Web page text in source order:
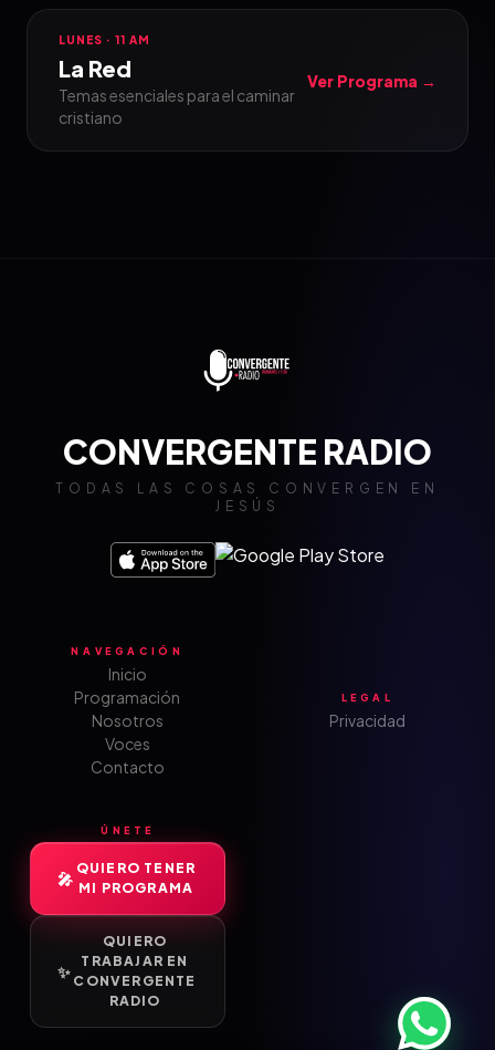
LUNES · 11 AM
La Red
Temas esenciales para el caminar
cristiano
Ver Programa →
CONVERGENTE RADIO
TODAS LAS COSAS CONVERGEN EN
JESÚS
NAVEGACIÓN
Inicio
Programación
Nosotros
Voces
Contacto
LEGAL
Privacidad
ÚNETE
QUIERO TENER
MI PROGRAMA
QUIERO
TRABAJAR EN
CONVERGENTE
RADIO